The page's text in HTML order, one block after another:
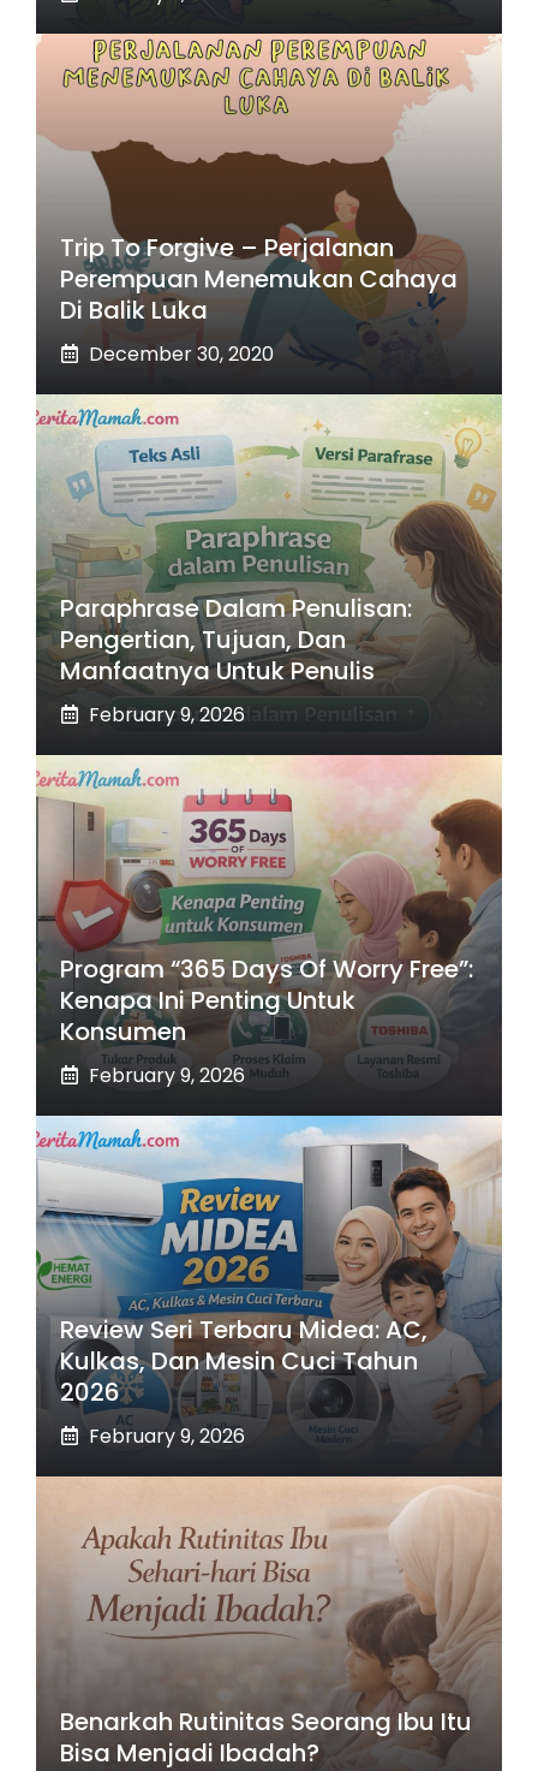
Trip To Forgive – Perjalanan
Perempuan Menemukan Cahaya
Di Balik Luka
December 30, 2020
Paraphrase Dalam Penulisan:
Pengertian, Tujuan, Dan
Manfaatnya Untuk Penulis
February 9, 2026
Program “365 Days Of Worry Free”:
Kenapa Ini Penting Untuk
Konsumen
February 9, 2026
Review Seri Terbaru Midea: AC,
Kulkas, Dan Mesin Cuci Tahun
2026
February 9, 2026
Benarkah Rutinitas Seorang Ibu Itu
Bisa Menjadi Ibadah?